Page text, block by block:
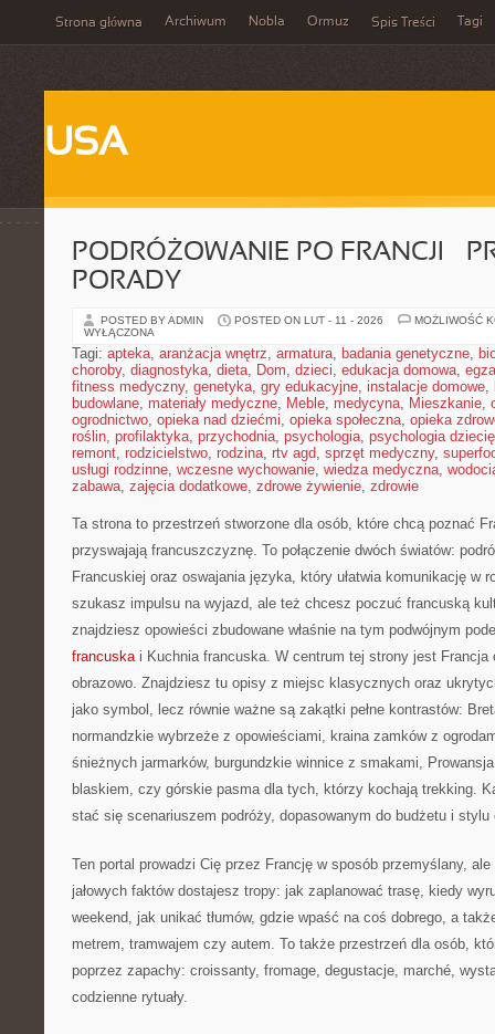
Strona główna Archiwum Nobla Ormuz Spis Treści Tagi
USA
PODRÓŻOWANIE PO FRANCJI –
PORADY
POSTED BY ADMIN POSTED ON LUT - 11 - 2026
MOŻLIWOŚĆ
WYŁĄCZONA
Tagi: apteka, aranżacja wnętrz, armatura, badania genetyczne,
choroby, diagnostyka, dieta, Dom, dzieci, edukacja domowa,
fitness medyczny, genetyka, gry edukacyjne, instalacje domowe,
budowlane, materiały medyczne, Meble, medycyna, Mieszkanie,
ogrodnictwo, opieka nad dziećmi, opieka społeczna, opieka
roślin, profilaktyka, przychodnia, psychologia, psychologia
remont, rodzicielstwo, rodzina, rtv agd, sprzęt medyczny,
usługi rodzinne, wczesne wychowanie, wiedza medyczna,
zabawa, zajęcia dodatkowe, zdrowe żywienie, zdrowie
Ta strona to przestrzeń stworzone dla osób, które chcą poznać
przyswajają francuszczyznę. To połączenie dwóch światów:
Francuskiej oraz oswajania języka, który ułatwia komunikację w
szukasz impulsu na wyjazd, ale też chcesz poczuć francuską
znajdziesz opowieści zbudowane właśnie na tym podwójnym
francuskai Kuchnia francuska. W centrum tej strony jest Francja
obrazowo. Znajdziesz tu opisy z miejsc klasycznych oraz
jako symbol, lecz równie ważne są zakątki pełne kontrastów:
normandzkie wybrzeże z opowieściami, kraina zamków z
śnieżnych jarmarków, burgundzkie winnice z smakami,
blaskiem, czy górskie pasma dla tych, którzy kochają trekking.
stać się scenariuszem podróży, dopasowanym do budżetu i stylu
Ten portal prowadzi Cię przez Francję w sposób przemyślany,
jałowych faktów dostajesz tropy: jak zaplanować trasę, kiedy
weekend, jak unikać tłumów, gdzie wpaść na coś dobrego, a
metrem, tramwajem czy autem. To także przestrzeń dla osób,
poprzez zapachy: croissanty, fromage, degustacje, marché,
codzienne rytuały.